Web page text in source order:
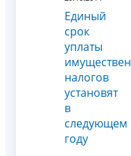
Единый
срок
уплаты
налогов
установят
в
следующем
году